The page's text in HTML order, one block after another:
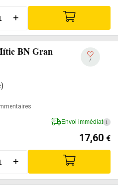
+
BN Gran
7
Envoi immédiat i
17,60 €
+